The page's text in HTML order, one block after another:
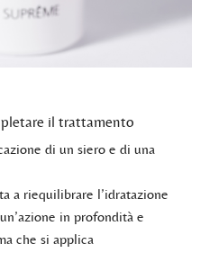
il trattamento
di un siero e di una
a riequilibrare l’idratazione
in profondità e
che si applica